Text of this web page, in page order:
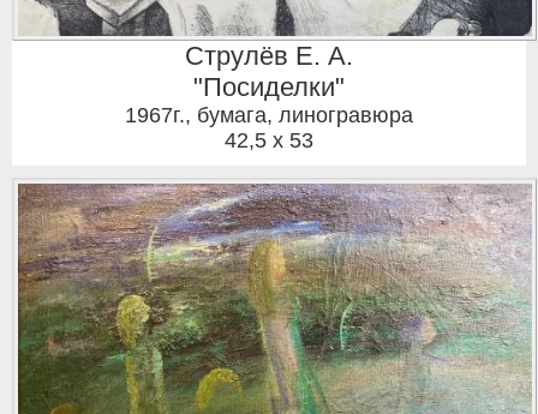
Струлёв Е. А.
"Посиделки"
1967г., бумага, линогравюра
42,5 x 53